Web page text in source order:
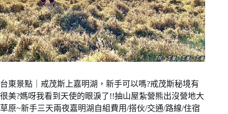
台東景點｜戒茂斯上嘉明湖，新手可以嗎?戒茂斯秘境有
很美?媽呀我看到天使的眼淚了!!抽山屋紮營熊出沒營地大
草原~新手三天兩夜嘉明湖自組費用/搭伙/交通/路線/住宿